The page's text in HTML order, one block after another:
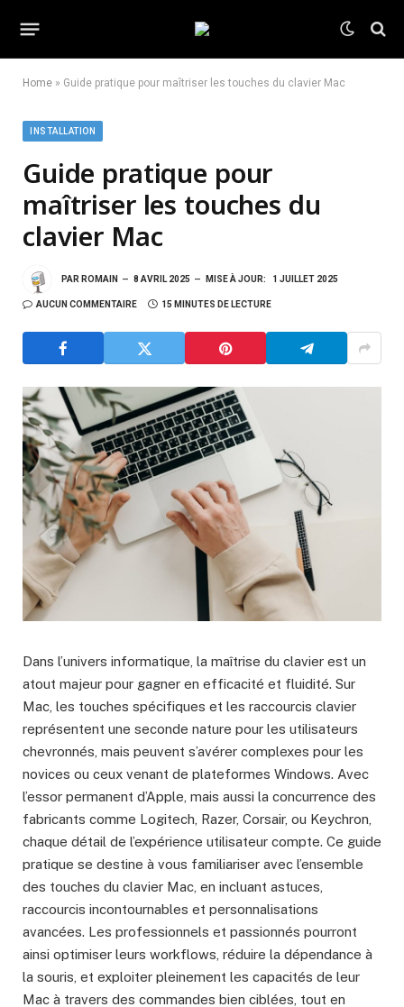
Home » Guide pratique pour maîtriser les touches du clavier Mac
INSTALLATION
Guide pratique pour
maîtriser les touches du
clavier Mac
PAR ROMAIN 8 AVRIL 2025 MISE À JOUR: 1 JUILLET 2025
AUCUN COMMENTAIRE 15 MINUTES DE LECTURE
Dans l’univers informatique, la maîtrise du clavier est un
atout majeur pour gagner en efficacité et fluidité. Sur
Mac, les touches spécifiques et les raccourcis clavier
représentent une seconde nature pour les utilisateurs
chevronnés, mais peuvent s’avérer complexes pour les
novices ou ceux venant de plateformes Windows. Avec
l’essor permanent d’Apple, mais aussi la concurrence des
fabricants comme Logitech, Razer, Corsair, ou Keychron,
chaque détail de l’expérience utilisateur compte. Ce guide
pratique se destine à vous familiariser avec l’ensemble
des touches du clavier Mac, en incluant astuces,
raccourcis incontournables et personnalisations
avancées. Les professionnels et passionnés pourront
ainsi optimiser leurs workflows, réduire la dépendance à
la souris, et exploiter pleinement les capacités de leur
Mac à travers des commandes bien ciblées, tout en